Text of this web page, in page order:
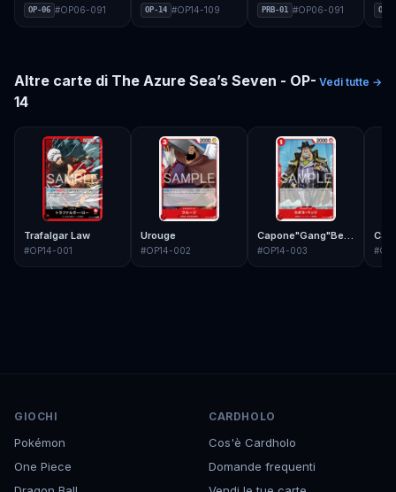
OP-06 #OP06-091 OP-14 #OP14-109 PRB-01 #OP06-091 OP-
Altre carte di The Azure Sea’s Seven - OP-
14
Vedi tutte →
Trafalgar Law
#OP14-001
Urouge
#OP14-002
Capone"Gang"Bege
#OP14-003 #
GIOCHI
Pokémon
One Piece
CARDHOLO
Cos'è Cardholo
Domande frequenti